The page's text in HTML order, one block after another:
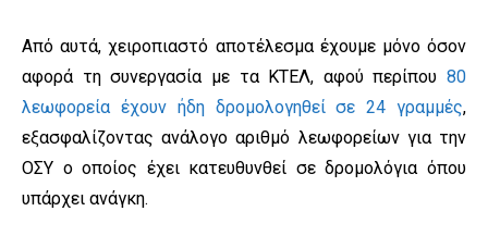
Από αυτά, χειροπιαστό αποτέλεσμα έχουμε μόνο όσον
αφορά τη συνεργασία με τα ΚΤΕΛ, αφού περίπου 80
λεωφορεία έχουν ήδη δρομολογηθεί σε 24 γραμμές,
εξασφαλίζοντας ανάλογο αριθμό λεωφορείων για την
ΟΣΥ ο οποίος έχει κατευθυνθεί σε δρομολόγια όπου
υπάρχει ανάγκη.